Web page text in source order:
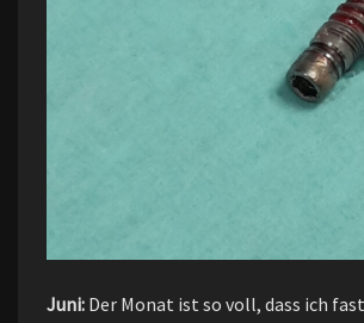
Juni: Der Monat ist so voll, dass ich